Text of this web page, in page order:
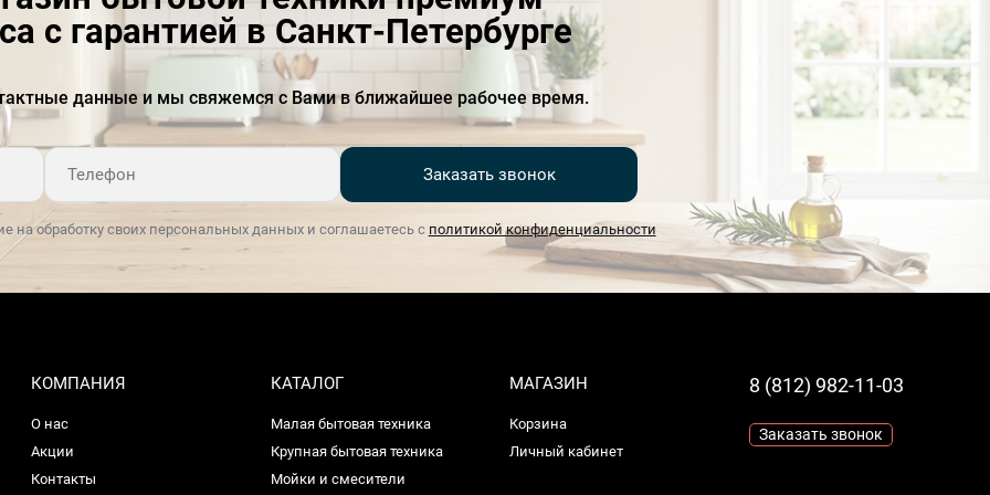
с гарантией в Санкт-Петербурге
данные и мы свяжемся с Вами в ближайшее рабочее время.
Заказать звонок
на обработку своих персональных данных и соглашаетесь с политикой конфиденциальности
КОМПАНИЯ
О нас
Акции
Контакты
КАТАЛОГ
Малая бытовая техника
Крупная бытовая техника
Мойки и смесители
МАГАЗИН
Корзина
Личный кабинет
8 (812) 982-11-03
Заказать звонок